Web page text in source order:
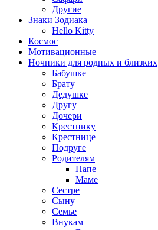
Другие
Знаки Зодиака
Hello Kitty
Космос
Мотивационные
Ночники для родных и близких
Бабушке
Брату
Дедушке
Другу
Дочери
Крестнику
Крестнице
Подруге
Родителям
Папе
Маме
Сестре
Сыну
Семье
Внукам